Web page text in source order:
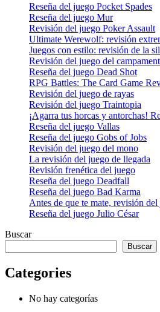
Reseña del juego Pocket Spades
Reseña del juego Mur
Revisión del juego Poker Assault
Ultimate Werewolf: revisión
Juegos con estilo: revisión de la
Revisión del juego del
Reseña del juego Dead Shot
RPG Battles: The Card Game
Revisión del juego de rayas
Revisión del juego Traintopia
¡Agarra tus horcas y antorchas!
Reseña del juego Vallas
Reseña del juego Gobs of Jobs
Revisión del juego del mono
La revisión del juego de llegada
Revisión frenética del juego
Reseña del juego Deadfall
Reseña del juego Bad Karma
Antes de que te mate, revisión
Reseña del juego Julio César
Buscar
Buscar
Categories
No hay categorías